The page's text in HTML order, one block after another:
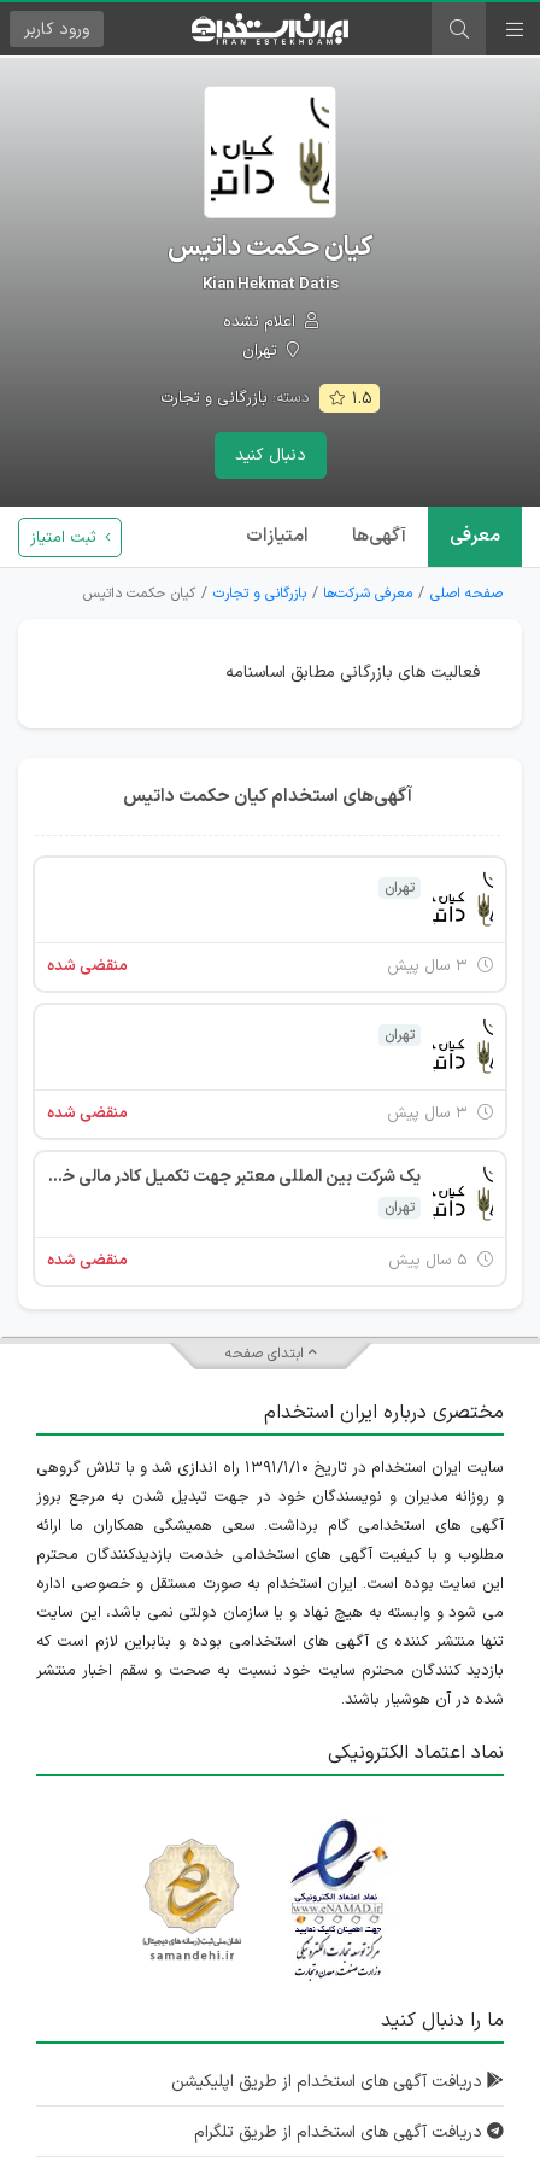
ورود کاربر
کیان حکمت داتیس
Kian Hekmat Datis
اعلام نشده
تهران
۱.۵ دسته: بازرگانی و تجارت
دنبال کنید
معرفی آگهی‌ها امتیازات ثبت امتیاز
صفحه اصلی معرفی شرکت‌ها بازرگانی و تجارت کیان حکمت داتیس
فعالیت های بازرگانی مطابق اساسنامه
آگهی‌های استخدام کیان حکمت داتیس
تهران
منقضی شده
تهران
منقضی شده
یک شرکت بین المللی معتبر جهت تکمیل کادر مالی خود در استان‌ تهران از افراد واجد شرایط زیر دعوت به همکاری می‌نماید.
تهران
منقضی شده
ابتدای صفحه
مختصری درباره ایران استخدام
سایت ایران استخدام در تاریخ ۱۳۹۱/۱/۱۰ راه اندازی شد و با تلاش گروهی
و روزانه مدیران و نویسندگان خود در جهت تبدیل شدن به مرجع بروز
آگهی های استخدامی گام برداشت. سعی همیشگی همکاران ما ارائه
مطلوب و با کیفیت آگهی های استخدامی خدمت بازدیدکنندگان محترم
این سایت بوده است. ایران استخدام به صورت مستقل و خصوصی اداره
می شود و وابسته به هیچ نهاد و یا سازمان دولتی نمی باشد، این سایت
تنها منتشر کننده ی آگهی های استخدامی بوده و بنابراین لازم است که
بازدید کنندگان محترم سایت خود نسبت به صحت و سقم اخبار منتشر
شده در آن هوشیار باشند.
نماد اعتماد الکترونیکی
ما را دنبال کنید
دریافت آگهی های استخدام از طریق اپلیکیشن
دریافت آگهی های استخدام از طریق تلگرام